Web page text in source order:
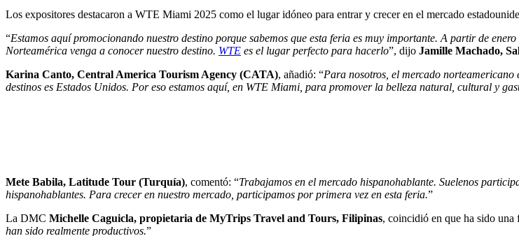
Los expositores destacaron a WTE Miami 2025 como el lugar idóneo para entrar y crecer en el mercado
“Estamos aquí promocionando nuestro destino porque sabemos que esta feria es muy importante. A partir de
Norteamérica venga a conocer nuestro destino. WTE es el lugar perfecto para hacerlo”, dijo Jamille Machado,
Karina Canto, Central America Tourism Agency (CATA), añadió: “Para nosotros, el mercado
destinos es Estados Unidos. Por eso estamos aquí, en WTE Miami, para promover la belleza natural, cultural y
Mete Babila, Latitude Tour (Turquía), comentó: “Trabajamos en el mercado hispanohablante. Suelenos
hispanohablantes. Para crecer en nuestro mercado, participamos por primera vez en esta feria.”
La DMC Michelle Caguicla, propietaria de MyTrips Travel and Tours, Filipinas, coincidió en que ha sido una
han sido realmente productivos.”